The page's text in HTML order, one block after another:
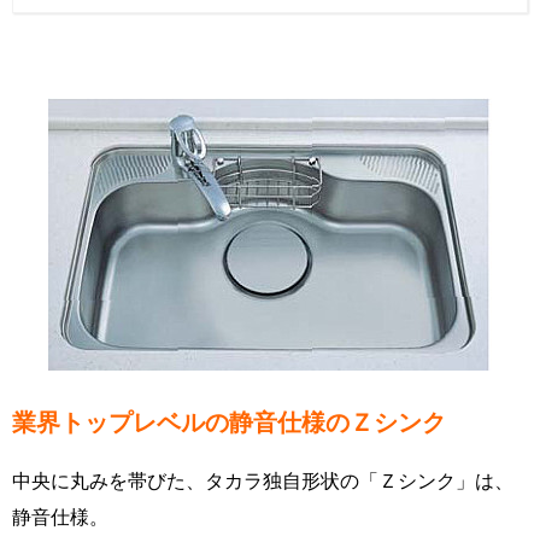
業界トップレベルの静音仕様のＺシンク
中央に丸みを帯びた、タカラ独自形状の「Ｚシンク」は、
静音仕様。